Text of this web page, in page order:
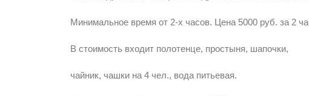
Минимальное время от 2-х часов. Цена 5000 руб. за 2
В стоимость входит полотенце, простыня, шапочки,
чайник, чашки на 4 чел., вода питьевая.